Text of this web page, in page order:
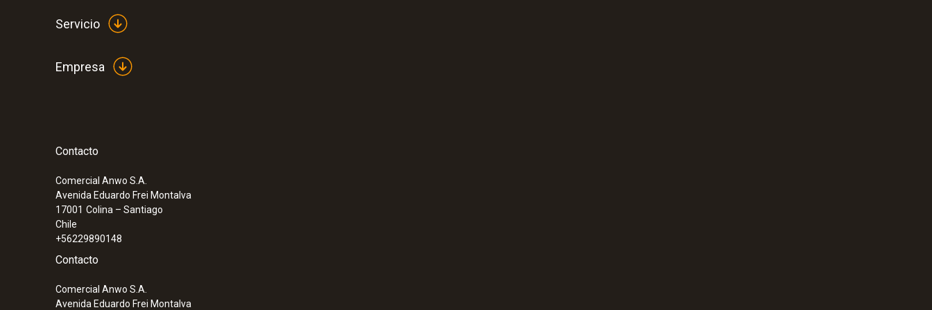
:0632 3240
Servicio
Empresa
Contacto
Comercial Anwo S.A.
Avenida Eduardo Frei Montalva
17001 Colina – Santiago
Chile
+56229890148
Contacto
Comercial Anwo S.A.
Avenida Eduardo Frei Montalva